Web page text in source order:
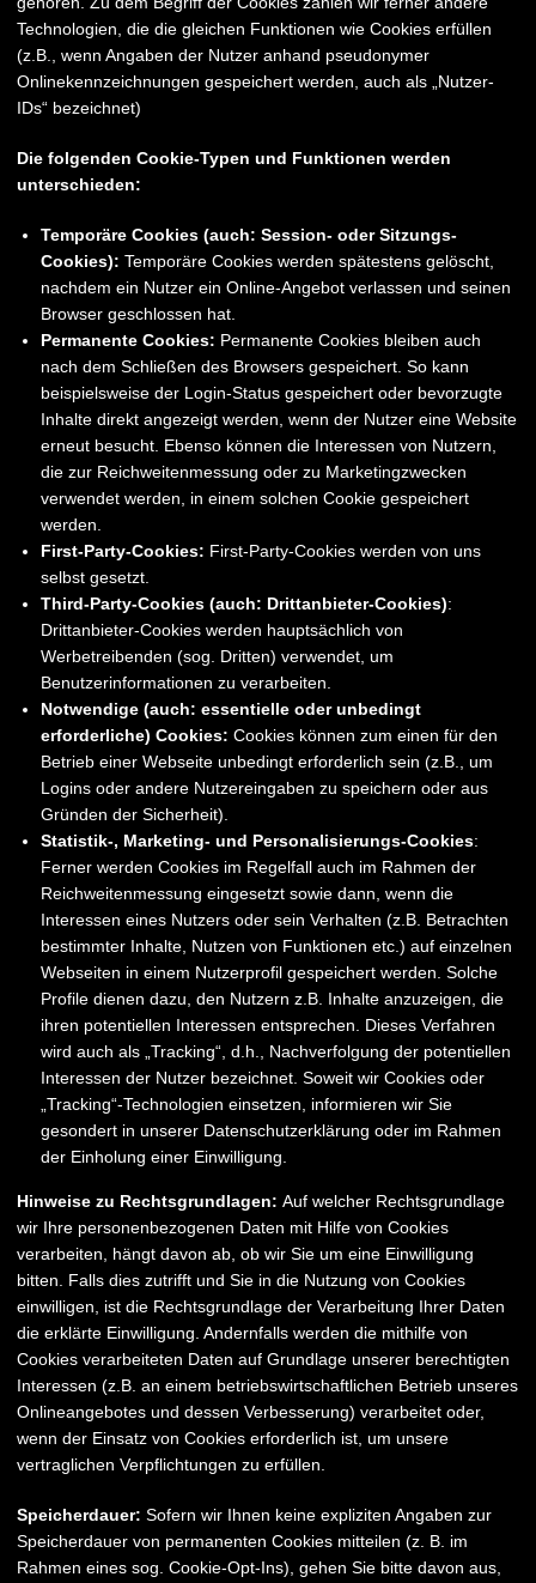
Technologien, die die gleichen Funktionen wie Cookies erfüllen
(z.B., wenn Angaben der Nutzer anhand pseudonymer
Onlinekennzeichnungen gespeichert werden, auch als „Nutzer-
IDs“ bezeichnet)
Die folgenden Cookie-Typen und Funktionen werden
unterschieden:
Temporäre Cookies (auch: Session- oder Sitzungs-
Cookies): Temporäre Cookies werden spätestens gelöscht,
nachdem ein Nutzer ein Online-Angebot verlassen und seinen
Browser geschlossen hat.
Permanente Cookies: Permanente Cookies bleiben auch
nach dem Schließen des Browsers gespeichert. So kann
beispielsweise der Login-Status gespeichert oder bevorzugte
Inhalte direkt angezeigt werden, wenn der Nutzer eine Website
erneut besucht. Ebenso können die Interessen von Nutzern,
die zur Reichweitenmessung oder zu Marketingzwecken
verwendet werden, in einem solchen Cookie gespeichert
werden.
First-Party-Cookies: First-Party-Cookies werden von uns
selbst gesetzt.
Third-Party-Cookies (auch: Drittanbieter-Cookies):
Drittanbieter-Cookies werden hauptsächlich von
Werbetreibenden (sog. Dritten) verwendet, um
Benutzerinformationen zu verarbeiten.
Notwendige (auch: essentielle oder unbedingt
erforderliche) Cookies: Cookies können zum einen für den
Betrieb einer Webseite unbedingt erforderlich sein (z.B., um
Logins oder andere Nutzereingaben zu speichern oder aus
Gründen der Sicherheit).
Statistik-, Marketing- und Personalisierungs-Cookies:
Ferner werden Cookies im Regelfall auch im Rahmen der
Reichweitenmessung eingesetzt sowie dann, wenn die
Interessen eines Nutzers oder sein Verhalten (z.B. Betrachten
bestimmter Inhalte, Nutzen von Funktionen etc.) auf einzelnen
Webseiten in einem Nutzerprofil gespeichert werden. Solche
Profile dienen dazu, den Nutzern z.B. Inhalte anzuzeigen, die
ihren potentiellen Interessen entsprechen. Dieses Verfahren
wird auch als „Tracking“, d.h., Nachverfolgung der potentiellen
Interessen der Nutzer bezeichnet. Soweit wir Cookies oder
„Tracking“-Technologien einsetzen, informieren wir Sie
gesondert in unserer Datenschutzerklärung oder im Rahmen
der Einholung einer Einwilligung.
Hinweise zu Rechtsgrundlagen: Auf welcher Rechtsgrundlage
wir Ihre personenbezogenen Daten mit Hilfe von Cookies
verarbeiten, hängt davon ab, ob wir Sie um eine Einwilligung
bitten. Falls dies zutrifft und Sie in die Nutzung von Cookies
einwilligen, ist die Rechtsgrundlage der Verarbeitung Ihrer Daten
die erklärte Einwilligung. Andernfalls werden die mithilfe von
Cookies verarbeiteten Daten auf Grundlage unserer berechtigten
Interessen (z.B. an einem betriebswirtschaftlichen Betrieb unseres
Onlineangebotes und dessen Verbesserung) verarbeitet oder,
wenn der Einsatz von Cookies erforderlich ist, um unsere
vertraglichen Verpflichtungen zu erfüllen.
Speicherdauer: Sofern wir Ihnen keine expliziten Angaben zur
Speicherdauer von permanenten Cookies mitteilen (z. B. im
Rahmen eines sog. Cookie-Opt-Ins), gehen Sie bitte davon aus,